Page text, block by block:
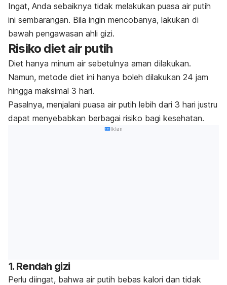
Ingat, Anda sebaiknya tidak melakukan puasa air putih
ini sembarangan. Bila ingin mencobanya, lakukan di
bawah pengawasan ahli gizi.
Risiko diet air putih
Diet hanya minum air sebetulnya aman dilakukan.
Namun, metode diet ini hanya boleh dilakukan 24 jam
hingga maksimal 3 hari.
Pasalnya, menjalani puasa air putih lebih dari 3 hari justru
dapat menyebabkan berbagai risiko bagi kesehatan.
Iklan
1. Rendah gizi
Perlu diingat, bahwa air putih bebas kalori dan tidak